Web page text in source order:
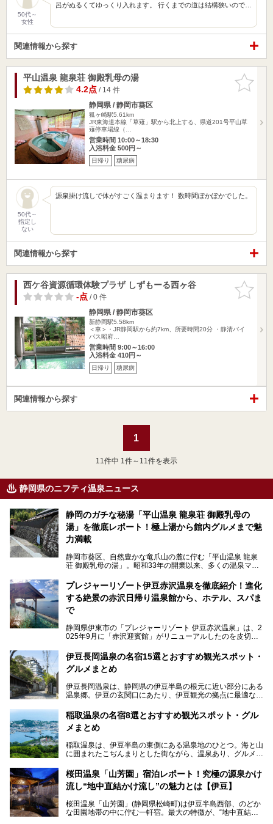
50代～
女性
呂がぬるくてゆっくり入れます。 行くまでの道は結構狭いので…
関連情報から探す
お気に入
りに追加
平山温泉 龍泉荘 御殿乳母の湯
4.2点/ 14 件
静岡県 / 静岡市葵区
狐ヶ崎駅5.61km
JR東海道本線「草薙」駅から北上する、県道201号平山草
薙停車場線（…
営業時間 10:00～18:30
入浴料金 500円～
日帰り 糖尿病
50代～
指定し
ない
源泉掛け流しで体がすごく温まります！ 数時間ぽかぽかでした。
関連情報から探す
お気に入
りに追加
西ケ谷資源循環体験プラザ しずもーる西ヶ谷
-点/ 0 件
静岡県 / 静岡市葵区
新静岡駅5.58km
＜車＞・JR静岡駅から約7km、所要時間20分 ・静清バイ
パス昭府…
営業時間 9:00～16:00
入浴料金 410円～
日帰り 糖尿病
関連情報から探す
1
11 件中 1件～11件を表示
静岡県のニフティ温泉ニュース
静岡のガチな秘湯「平山温泉 龍泉荘 御殿乳母の
湯」を徹底レポート！極上湯から館内グルメまで魅
力満載
静岡市葵区、自然豊かな竜爪山の麓に佇む「平山温泉 龍泉
荘 御殿乳母の湯」。昭和33年の開業以来、多くの温泉マニ
極上温泉です。お湯はもちろん、実はグルメも揃っているん
です。多くのファンを持つ、その圧倒的なこだわりと魅力を
解説します。
プレジャーリゾート伊豆赤沢温泉を徹底紹介！進化
する絶景の赤沢日帰り温泉館から、ホテル、スパま
で
静岡県伊東市の「プレジャーリゾート 伊豆赤沢温泉」は、2
025年9月に「赤沢迎賓館」がリニューアルしたのを皮切り
館」、「RED 28 HOTEL」がリニューアル。さらにこのあ
とグランピング施設のGRAX EARTH FIELD（グラックスア
ースフィールド）、大型屋内アミューズメント施設のPLEA
予定。
ャー施設など、現在リニューアルオープンしている施設を中
心に、家族連れでも大人だけでも、おひとりさまでも多彩な
楽しみ方ができる「プレジャーリゾート 伊豆赤沢温泉」を
───
この記事はプレジャーリゾート 伊豆赤沢温泉のPR記事で
す。
伊豆長岡温泉の名宿15選とおすすめ観光スポット・
グルメまとめ
伊豆長岡温泉は、静岡県の伊豆半島の根元に近い部分にある
温泉郷。伊豆の玄関口にあたり、伊豆観光の拠点に最適な立
ちろん日帰りでも楽しめるのが魅力です。
この記事では、伊豆長岡温泉の歴史や魅力、おすすめの宿を
る温泉施設も紹介します！
稲取温泉の名宿8選とおすすめ観光スポット・グル
メまとめ
稲取温泉は、伊豆半島の東側にある温泉地のひとつ。海と山
に囲まれたこぢんまりとした街ながら、温泉あり、グルメあ
京からは約2時間30分、直通電車もありアクセスしやすいの
もうれしいところ。
入れる温泉施設、チェックしたい観光スポットやアクティビ
ティなどを一挙にまとめピックアップ。伊豆稲取温泉を訪れ
桜田温泉「山芳園」宿泊レポート！究極の源泉かけ
流し“地中直結かけ流し”の魅力とは【伊豆】
桜田温泉「山芳園」(静岡県松崎町)は伊豆半島西部、のどか
な田園地帯の中に佇む一軒宿。最大の特徴が、“地中直結か